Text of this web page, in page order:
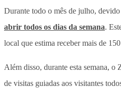
Durante todo o mês de julho, devido
abrir todos os dias da semana.
local que estima receber mais de
Além disso, durante esta semana, o
de visitas guiadas aos visitantes